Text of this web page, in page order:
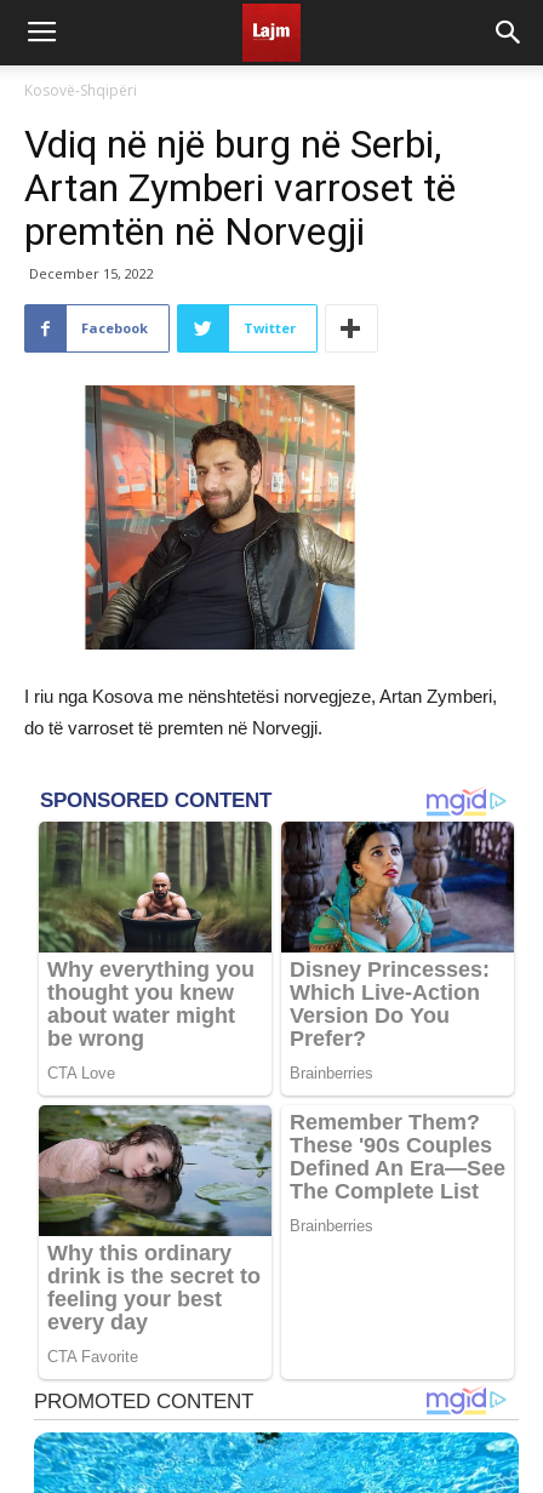
Kosovë-Shqipëri
Vdiq në një burg në Serbi,
Artan Zymberi varroset të
premtën në Norvegji
December 15, 2022
Facebook Twitter
I riu nga Kosova me nënshtetësi norvegjeze, Artan Zymberi,
do të varroset të premten në Norvegji.